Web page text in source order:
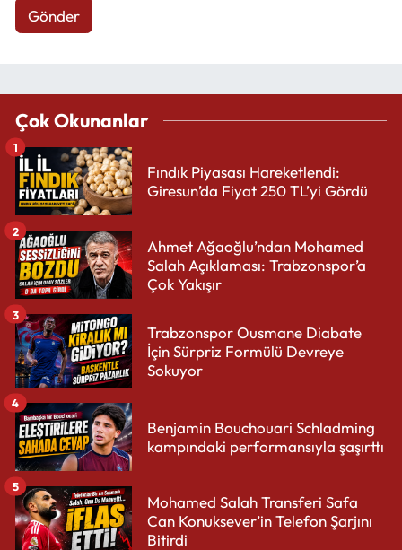
Gönder
Çok Okunanlar
Fındık Piyasası Hareketlendi:
Giresun’da Fiyat 250 TL’yi Gördü
1
Ahmet Ağaoğlu’ndan Mohamed
Salah Açıklaması: Trabzonspor’a
Çok Yakışır
2
Trabzonspor Ousmane Diabate
İçin Sürpriz Formülü Devreye
Sokuyor
3
Benjamin Bouchouari Schladming
kampındaki performansıyla şaşırttı
4
Mohamed Salah Transferi Safa
Can Konuksever’in Telefon Şarjını
Bitirdi
5